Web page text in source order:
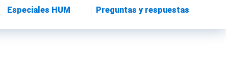
Especiales HUM Preguntas y respuestas